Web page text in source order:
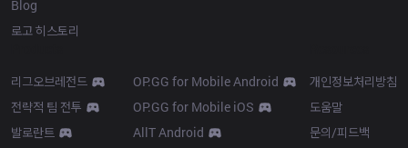
Blog
로고 히스토리
리그오브레전드
전략적 팀 전투
발로란트
OP.GG for Mobile Android
OP.GG for Mobile iOS
AllT Android
개인정보처리방침
도움말
문의/피드백